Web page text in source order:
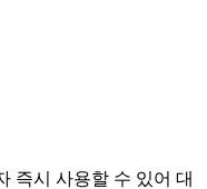
즉시 사용할 수 있어 대